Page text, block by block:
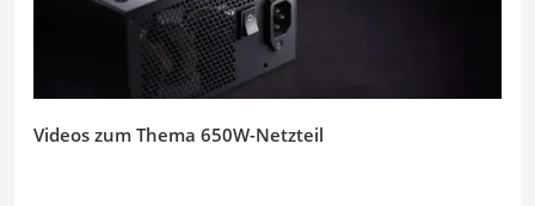
Videos zum Thema 650W-Netzteil